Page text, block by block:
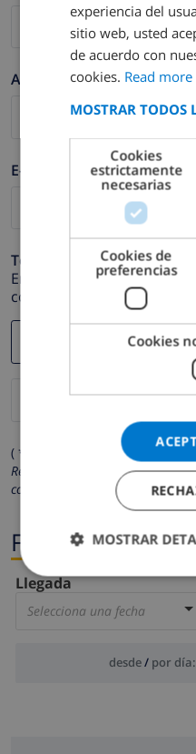
Apellidos *
E-mail *
Teléfono *
En caso de que su
correctamente.
( * Los campos marcados con
Respetamos su privacidad. Sus
compartidos con ninguna otra
Fechas
Llegada
Selecciona una fecha
desde/ por día:
experiencia del
sitio web, usted
de acuerdo con
cookies. Read more
MOSTRAR TODOS
Cookies
estrictamente
necesarias
Cookies de
preferencias
Cookies
MOSTRAR